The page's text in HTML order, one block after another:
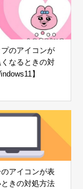
のアイコンが
なるときの対
】
アイコンが表
きの対処方法